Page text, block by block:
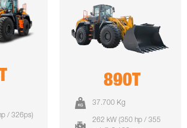
/ 326ps)
890T
37.700 Kg
262 kW (350 hp / 355